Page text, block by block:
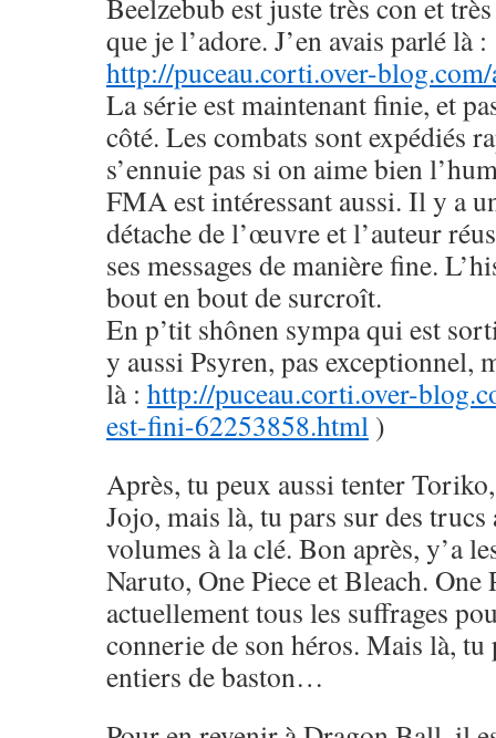
Beelzebub est juste très con et
que je l’adore. J’en avais parlé là :
http://puceau.corti.over-
La série est maintenant finie, et
côté. Les combats sont expédiés
s’ennuie pas si on aime bien
FMA est intéressant aussi. Il y a
détache de l’œuvre et l’auteur
ses messages de manière fine.
bout en bout de surcroît.
En p’tit shônen sympa qui est
y aussi Psyren, pas exceptionnel,
là : http://puceau.corti.over-
est-fini-62253858.html )
Après, tu peux aussi tenter
Jojo, mais là, tu pars sur des trucs
volumes à la clé. Bon après, y’a
Naruto, One Piece et Bleach. One
actuellement tous les suffrages
connerie de son héros. Mais là,
entiers de baston…